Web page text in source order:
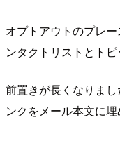
オプトアウトのプレ
ンタクトリストとト
前置きが長くなりま
ンクをメール本文に